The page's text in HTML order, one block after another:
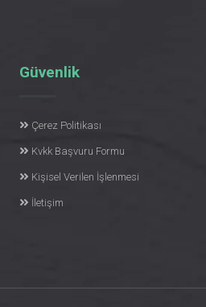
Güvenlik
Çerez Politikası
Kvkk Başvuru Formu
Kişisel Verilen İşlenmesi
İletişim